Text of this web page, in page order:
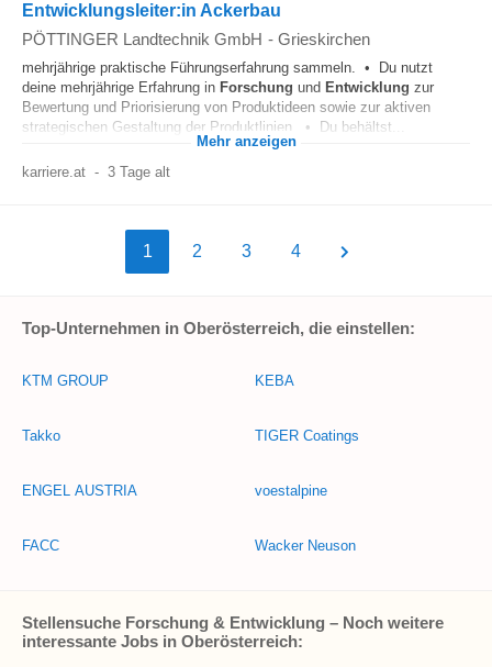
Entwicklungsleiter:in Ackerbau
PÖTTINGER Landtechnik GmbH - Grieskirchen
mehrjährige praktische Führungserfahrung sammeln. • Du nutzt
deine mehrjährige Erfahrung in Forschung und Entwicklung zur
Bewertung und Priorisierung von Produktideen sowie zur aktiven
strategischen Gestaltung der Produktlinien. • Du behältst...
Mehr anzeigen
karriere.at - 3 Tage alt
1 2 3 4
Top-Unternehmen in Oberösterreich, die einstellen:
KTM GROUP
Takko
ENGEL AUSTRIA
FACC
KEBA
TIGER Coatings
voestalpine
Wacker Neuson
Stellensuche Forschung & Entwicklung – Noch weitere
interessante Jobs in Oberösterreich: